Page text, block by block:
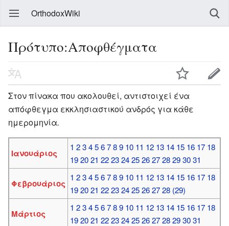
OrthodoxWiki
Πρότυπο:Αποφθέγματα
Στον πίνακα που ακολουθεί, αντιστοιχεί ένα
απόφθεγμα εκκλησιαστικού ανδρός για κάθε
ημερομηνία.
Ιανουάριος
1 23456789 10 11 12 13 14 15 16 17 18
192021 22232425262728293031
Φεβρουάριος
1 23456789 10 11 12 13 14 15 16 17 18
192021 22232425262728 (29)
Μάρτιος
1 23456789 10 11 12 13 14 15 16 17 18
192021 22232425262728293031